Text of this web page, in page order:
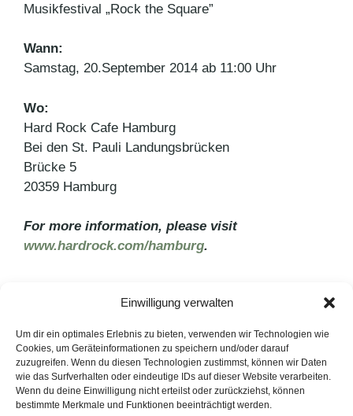
Einwilligung verwalten
Um dir ein optimales Erlebnis zu bieten, verwenden wir Technologien wie
Cookies, um Geräteinformationen zu speichern und/oder darauf
zuzugreifen. Wenn du diesen Technologien zustimmst, können wir Daten
wie das Surfverhalten oder eindeutige IDs auf dieser Website verarbeiten.
Wenn du deine Einwilligung nicht erteilst oder zurückziehst, können
bestimmte Merkmale und Funktionen beeinträchtigt werden.
Musikfestival „Rock the Square”
Wann:
Samstag, 20.September 2014 ab 11:00 Uhr
Wo:
Hard Rock Cafe Hamburg
Bei den St. Pauli Landungsbrücken
Brücke 5
20359 Hamburg
For more information, please visit
www.hardrock.com/hamburg.
So war die dmexco
„Rock the Square“